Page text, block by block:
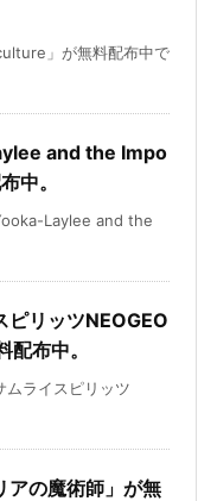
」が無料配布中で
and the Impo
中。
Laylee and the
ピリッツNEOGEO
布中。
ムライスピリッツ
アの魔術師」が無